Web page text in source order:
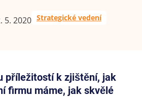
5. 2020 Strategické vedení
příležitostí k zjištění, jak
firmu máme, jak skvělé